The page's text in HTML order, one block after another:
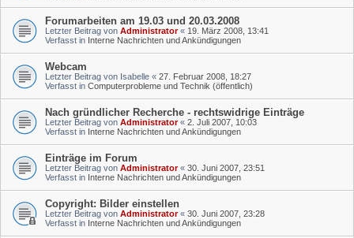
Forumarbeiten am 19.03 und 20.03.2008
Letzter Beitrag von Administrator« 19. März 2008, 13:41
Verfasst in Interne Nachrichten und Ankündigungen
Webcam
Letzter Beitrag von Isabelle « 27. Februar 2008, 18:27
Verfasst in Computerprobleme und Technik (öffentlich)
Nach gründlicher Recherche - rechtswidrige Einträge
Letzter Beitrag von Administrator« 2. Juli 2007, 10:03
Verfasst in Interne Nachrichten und Ankündigungen
Einträge im Forum
Letzter Beitrag von Administrator« 30. Juni 2007, 23:51
Verfasst in Interne Nachrichten und Ankündigungen
Copyright: Bilder einstellen
Letzter Beitrag von Administrator« 30. Juni 2007, 23:28
Verfasst in Interne Nachrichten und Ankündigungen